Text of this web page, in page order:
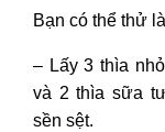
Bạn có thể thử
– Lấy 3 thìa
và 2 thìa sữa
sền sệt.